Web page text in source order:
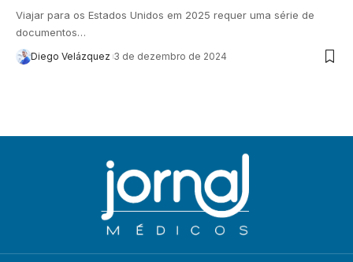
Viajar para os Estados Unidos em 2025 requer uma série de
documentos…
Diego Velázquez 3 de dezembro de 2024